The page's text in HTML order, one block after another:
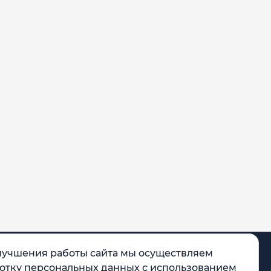
работы сайта мы осуществляем
персональных данных с использованием